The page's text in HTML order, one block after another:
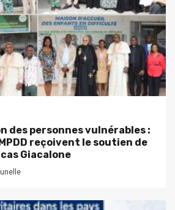
des personnes vulnérables :
reçoivent le soutien de
Giacalone